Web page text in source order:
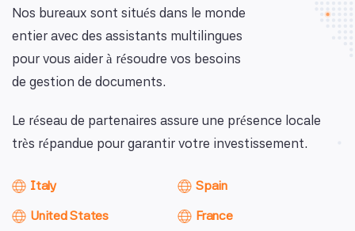
Nos bureaux sont situés dans le monde
entier avec des assistants multilingues
pour vous aider à résoudre vos besoins
de gestion de documents.
Le réseau de partenaires assure une présence locale
très répandue pour garantir votre investissement.
Italy
United States
Spain
France